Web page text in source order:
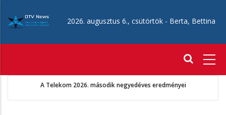
tartalomra
2026. augusztus 6., csütörtök - Berta, Bettina
A Telekom 2026. második negyedéves eredményei